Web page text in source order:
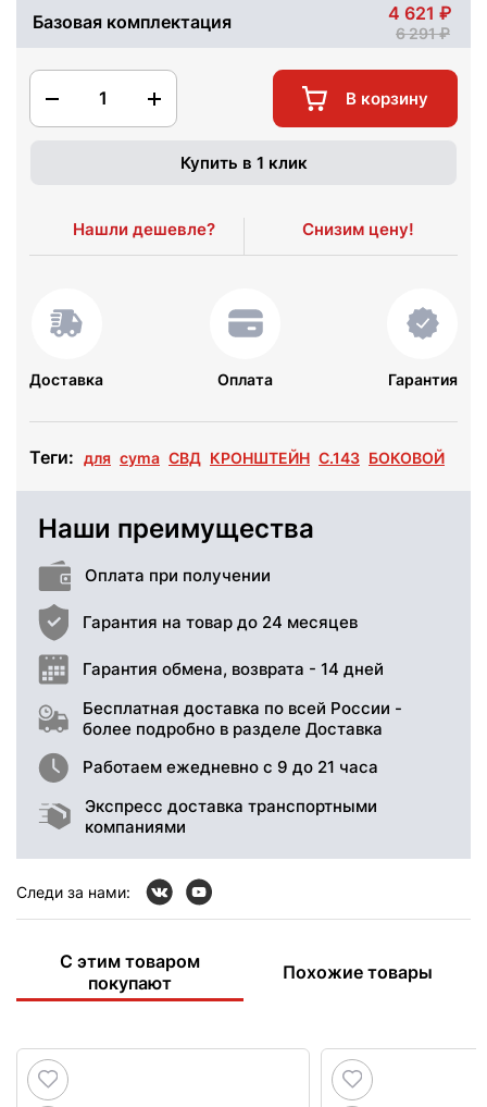
Базовая комплектация 4 621
6 291
1 В корзину
Купить в 1 клик
Нашли дешевле? Снизим цену!
Доставка Оплата Гарантия
Теги: для cyma СВД КРОНШТЕЙН C.143 БОКОВОЙ
Наши преимущества
Оплата при получении
Гарантия на товар до 24 месяцев
Гарантия обмена, возврата - 14 дней
Бесплатная доставка по всей России -
более подробно в разделе Доставка
Работаем ежедневно с 9 до 21 часа
Экспресс доставка транспортными
компаниями
Следи за нами:
С этим товаром
покупают
Похожие товары